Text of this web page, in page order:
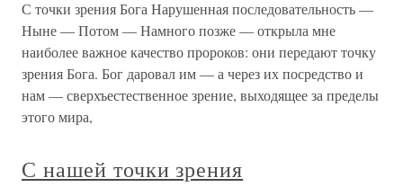
С точки зрения Бога Нарушенная последовательность —
Ныне — Потом — Намного позже — открыла мне
наиболее важное качество пророков: они передают точку
зрения Бога. Бог даровал им — а через их посредство и
нам — сверхъестественное зрение, выходящее за пределы
этого мира,
С нашей точки зрения